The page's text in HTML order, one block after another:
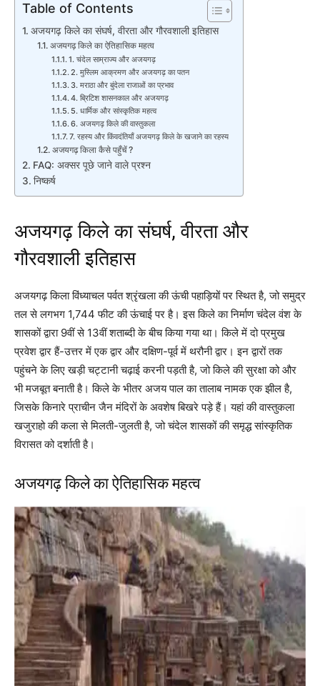
Table of Contents
अजयगढ़ किले का संघर्ष, वीरता और गौरवशाली इतिहास
अजयगढ़ किले का ऐतिहासिक महत्व
1. चंदेल साम्राज्य और अजयगढ़
2. मुस्लिम आक्रमण और अजयगढ़ का पतन
3. मराठा और बुंदेला राजाओं का प्रभाव
4. ब्रिटिश शासनकाल और अजयगढ़
5. धार्मिक और सांस्कृतिक महत्व
6. अजयगढ़ किले की वास्तुकला
7. रहस्य और किंवदंतियाँ अजयगढ़ किले के खजाने का रहस्य
अजयगढ़ किला कैसे पहुँचें ?
FAQ: अक्सर पूछे जाने वाले प्रश्न
निष्कर्ष
अजयगढ़ किले का संघर्ष, वीरता और
गौरवशाली इतिहास
अजयगढ़ किला विंध्याचल पर्वत श्रृंखला की ऊंची पहाड़ियों पर स्थित है, जो समुद्र
तल से लगभग 1,744 फीट की ऊंचाई पर है। इस किले का निर्माण चंदेल वंश के
शासकों द्वारा 9वीं से 13वीं शताब्दी के बीच किया गया था। किले में दो प्रमुख
प्रवेश द्वार हैं-उत्तर में एक द्वार और दक्षिण-पूर्व में थरौनी द्वार। इन द्वारों तक
पहुंचने के लिए खड़ी चट्टानी चढ़ाई करनी पड़ती है, जो किले की सुरक्षा को और
भी मजबूत बनाती है। किले के भीतर अजय पाल का तालाब नामक एक झील है,
जिसके किनारे प्राचीन जैन मंदिरों के अवशेष बिखरे पड़े हैं। यहां की वास्तुकला
खजुराहो की कला से मिलती-जुलती है, जो चंदेल शासकों की समृद्ध सांस्कृतिक
विरासत को दर्शाती है।
अजयगढ़ किले का ऐतिहासिक महत्व